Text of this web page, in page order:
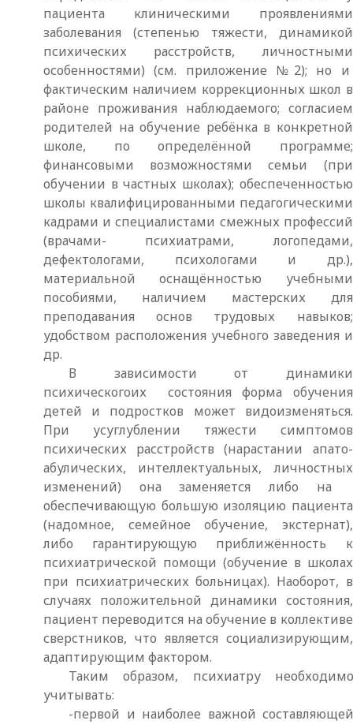
пациента клиническими проявлениями
заболевания (степенью тяжести, динамикой
психических расстройств, личностными
особенностями) (см. приложение №2); но и
фактическим наличием коррекционных школ в
районе проживания наблюдаемого; согласием
родителей на обучение ребёнка в конкретной
школе, по определённой программе;
финансовыми возможностями семьи (при
обучении в частных школах); обеспеченностью
школы квалифицированными педагогическими
кадрами и специалистами смежных профессий
(врачами- психиатрами, логопедами,
дефектологами, психологами и др.),
материальной оснащённостью учебными
пособиями, наличием мастерских для
преподавания основ трудовых навыков;
удобством расположения учебного заведения и
др.
В зависимости от динамики
психическогоих состояния форма обучения
детей и подростков может видоизменяться.
При усуглублении тяжести симптомов
психических расстройств (нарастании апато-
абулических, интеллектуальных, личностных
изменений) она заменяется либо на
обеспечивающую большую изоляцию пациента
(надомное, семейное обучение, экстернат),
либо гарантирующую приближённость к
психиатрической помощи (обучение в школах
при психиатрических больницах). Наоборот, в
случаях положительной динамики состояния,
пациент переводится на обучение в коллективе
сверстников, что является социализирующим,
адаптирующим фактором.
Таким образом, психиатру
учитывать:
-первой и наиболее важной